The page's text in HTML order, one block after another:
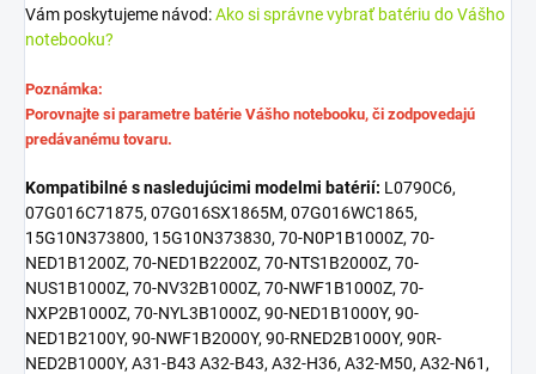
Vám poskytujeme návod:Ako si správne vybrať batériu do Vášho
notebooku?
Poznámka:
Porovnajte si parametre batérie Vášho notebooku, či zodpovedajú
predávanému tovaru.
Kompatibilné s nasledujúcimi modelmi batérií: L0790C6,
07G016C71875, 07G016SX1865M, 07G016WC1865,
15G10N373800, 15G10N373830, 70-N0P1B1000Z, 70-
NED1B1200Z, 70-NED1B2200Z, 70-NTS1B2000Z, 70-
NUS1B1000Z, 70-NV32B1000Z, 70-NWF1B1000Z, 70-
NXP2B1000Z, 70-NYL3B1000Z, 90-NED1B1000Y, 90-
NED1B2100Y, 90-NWF1B2000Y, 90-RNED2B1000Y, 90R-
NED2B1000Y, A31-B43 A32-B43, A32-H36, A32-M50, A32-N61,